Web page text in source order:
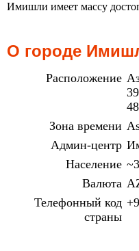
Имишли имеет массу
О городе
Расположение
Зона времени
Админ-центр
Население
Валюта
Телефонный код
страны